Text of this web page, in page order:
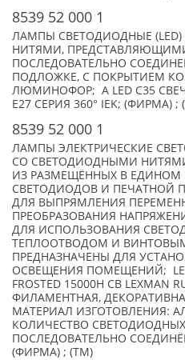
8539 52 000 1
ЛАМПЫ СВЕТОДИОДНЫЕ
НИТЯМИ,
ПОСЛЕДОВАТЕЛЬНО
ПОДЛОЖКЕ, С ПОКРЫТИЕМ
ЛЮМИНОФОР; А LED C35
E27 СЕРИЯ 360° IEK; (ФИРМА) ;
8539 52 000 1
ЛАМПЫ ЭЛЕКТРИЧЕСКИЕ
СО СВЕТОДИОДНЫМИ
ИЗ РАЗМЕЩЁННЫХ В ЕДИНОМ
СВЕТОДИОДОВ И ПЕЧАТНОЙ
ДЛЯ ВЫПРЯМЛЕНИЯ
ПРЕОБРАЗОВАНИЯ
ДЛЯ ИСПОЛЬЗОВАНИЯ
ТЕПЛООТВОДОМ И
ПРЕДНАЗНАЧЕНЫ ДЛЯ
ОСВЕЩЕНИЯ ПОМЕЩЕНИЙ; LED
FROSTED 15000H CB
ФИЛАМЕНТНАЯ,
МАТЕРИАЛ ИЗГОТОВЛЕНИЯ:
КОЛИЧЕСТВО
ПОСЛЕДОВАТЕЛЬНО
(ФИРМА) ; (TM)